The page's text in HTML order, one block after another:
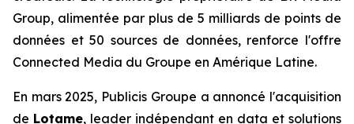
Group, alimentée par plus de 5 milliards de points de
données et 50 sources de données, renforce l'offre
Connected Media du Groupe en Amérique Latine.
En mars 2025, Publicis Groupe a annoncé l'acquisition
de Lotame, leader indépendant en data et solutions